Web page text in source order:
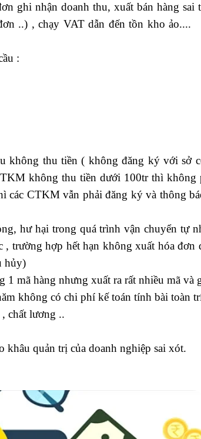
ghi nhận doanh thu, xuất bán hàng
..) , chạy VAT dẫn đến tồn kho ảo....
:
không thu tiền ( không đăng ký với sở
không thu tiền dưới 100tr thì không
CTKM vẫn phải đăng ký và thông
hư hại trong quá trình vận chuyển tự
trường hợp hết hạn không xuất hóa đơn
hủy)
mã hàng nhưng xuất ra rất nhiều mã và
không có chi phí kế toán tính bài toàn
chất lương ..
quản trị của doanh nghiệp sai xót.